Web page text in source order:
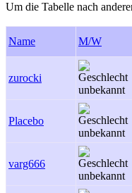
Um die Tabelle nach
Name M/W
zurocki
Placebo
varg666